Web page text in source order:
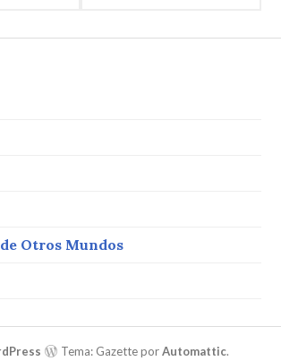
Otros Mundos
Tema: Gazette porAutomattic.